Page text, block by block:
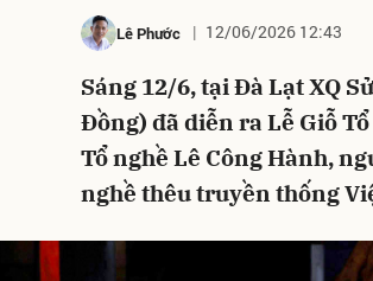
Lê Phước 12/06/2026 12:43
Sáng 12/6, tại Đà Lạt XQ
Đồng) đã diễn ra Lễ Giỗ
Tổ nghề Lê Công Hành,
nghề thêu truyền thống